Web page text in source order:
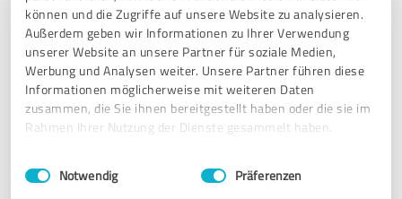
können und die Zugriffe auf unsere Website zu analysieren.
Außerdem geben wir Informationen zu Ihrer Verwendung
unserer Website an unsere Partner für soziale Medien,
Werbung und Analysen weiter. Unsere Partner führen diese
Informationen möglicherweise mit weiteren Daten
zusammen, die Sie ihnen bereitgestellt haben oder die sie im
Rahmen Ihrer Nutzung der Dienste gesammelt haben.
Impressum Datenschutzbestimmungen
Einwilligungsauswahl
Notwendig Präferenzen
Wir haben bereits mehrere Reisen dort gebucht….immer
wieder sehr nette Beratung……gehen zu 100% auf die
Kundenwünsche ein….
Ich würde auf mich auf jedenfall immer wieder dort
beraten lassen bzw. dort meinen Urlaub buchen
Erfahrungsbericht & Bewertung zu:
Reisewerk